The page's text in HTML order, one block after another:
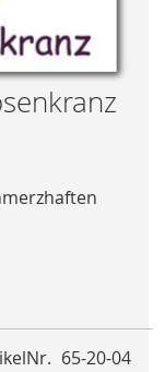
65-20-04